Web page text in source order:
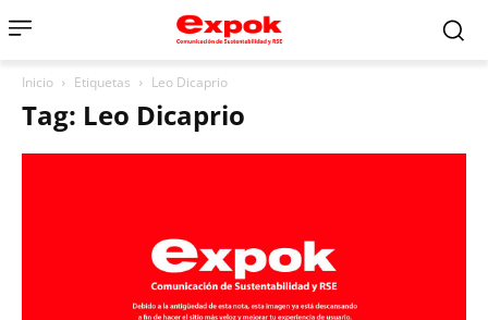
Inicio Etiquetas Leo Dicaprio
Tag: Leo Dicaprio